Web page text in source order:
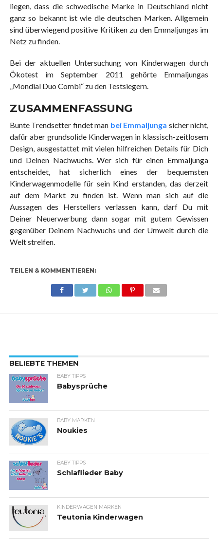
liegen, dass die schwedische Marke in Deutschland nicht
ganz so bekannt ist wie die deutschen Marken. Allgemein
sind überwiegend positive Kritiken zu den Emmaljungas im
Netz zu finden.
Bei der aktuellen Untersuchung von Kinderwagen durch
Ökotest im September 2011 gehörte Emmaljungas
„Mondial Duo Combi“ zu den Testsiegern.
ZUSAMMENFASSUNG
Bunte Trendsetter findet man bei Emmaljunga sicher nicht,
dafür aber grundsolide Kinderwagen in klassisch-zeitlosem
Design, ausgestattet mit vielen hilfreichen Details für Dich
und Deinen Nachwuchs. Wer sich für einen Emmaljunga
entscheidet, hat sicherlich eines der bequemsten
Kinderwagenmodelle für sein Kind erstanden, das derzeit
auf dem Markt zu finden ist. Wenn man sich auf die
Aussagen des Herstellers verlassen kann, darf Du mit
Deiner Neuerwerbung dann sogar mit gutem Gewissen
gegenüber Deinem Nachwuchs und der Umwelt durch die
Welt streifen.
TEILEN & KOMMENTIEREN:
BELIEBTE THEMEN
BABY TIPPS
Babysprüche
BABY MARKEN
Noukies
BABY TIPPS
Schlaflieder Baby
KINDERWAGEN MARKEN
Teutonia Kinderwagen